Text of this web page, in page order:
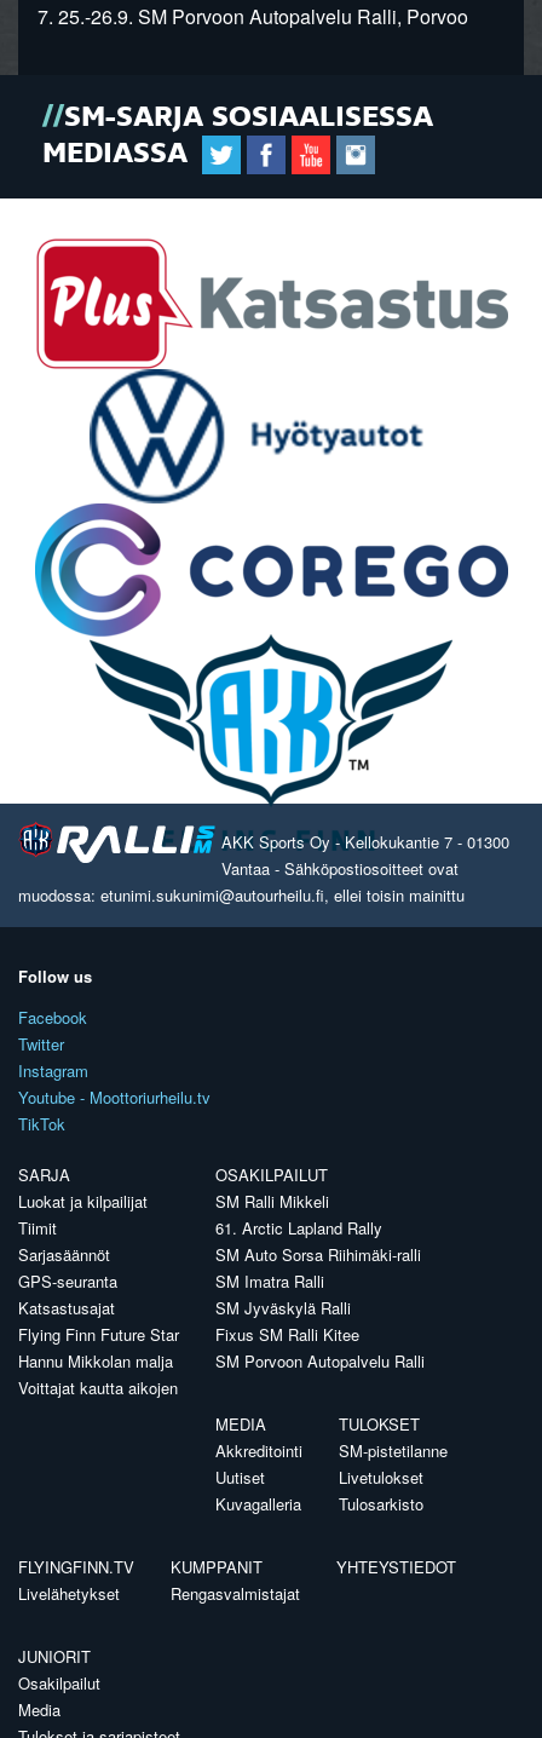
7. 25.-26.9. SM Porvoon Autopalvelu Ralli, Porvoo
SM-SARJA SOSIAALISESSA
MEDIASSA
AKK Sports Oy - Kellokukantie 7 - 01300
Vantaa - Sähköpostiosoitteet ovat
muodossa: etunimi.sukunimi@autourheilu.fi, ellei toisin mainittu
Follow us
Facebook
Twitter
Instagram
Youtube - Moottoriurheilu.tv
TikTok
SARJA
Luokat ja kilpailijat
Tiimit
Sarjasäännöt
GPS-seuranta
Katsastusajat
Flying Finn Future Star
Hannu Mikkolan malja
Voittajat kautta aikojen
OSAKILPAILUT
SM Ralli Mikkeli
61. Arctic Lapland Rally
SM Auto Sorsa Riihimäki-ralli
SM Imatra Ralli
SM Jyväskylä Ralli
Fixus SM Ralli Kitee
SM Porvoon Autopalvelu Ralli
MEDIA
Akkreditointi
Uutiset
Kuvagalleria
TULOKSET
SM-pistetilanne
Livetulokset
Tulosarkisto
FLYINGFINN.TV
Livelähetykset
KUMPPANIT
Rengasvalmistajat
YHTEYSTIEDOT
JUNIORIT
Osakilpailut
Media